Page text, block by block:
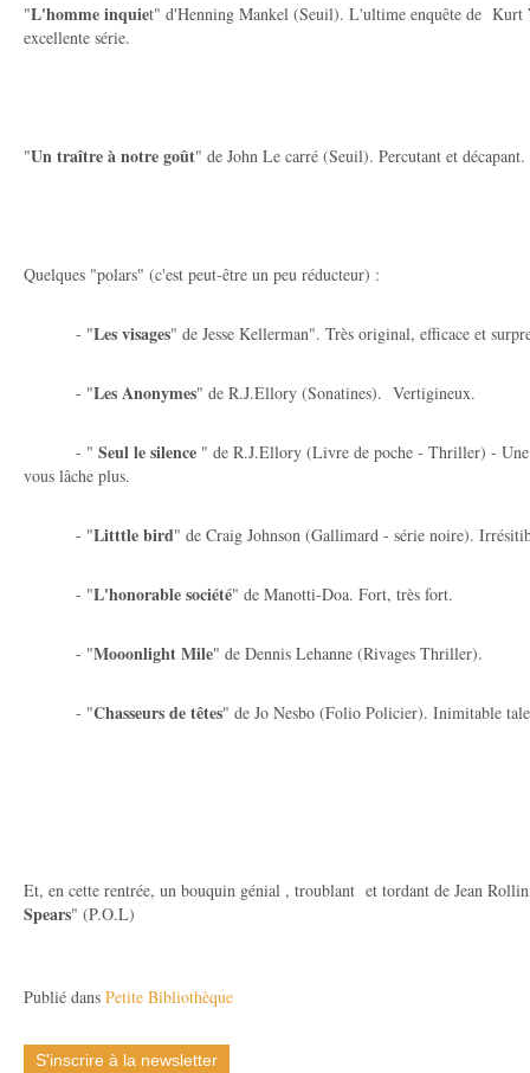
"L'homme inquiet" d'Henning Mankel (Seuil). L'ultime enquête de Kurt
excellente série.
"Un traître à notre goût" de John Le carré (Seuil). Percutant et décapant.
Quelques "polars" (c'est peut-être un peu réducteur) :
- "Les visages" de Jesse Kellerman". Très original, efficace et
- "Les Anonymes" de R.J.Ellory (Sonatines). Vertigineux.
- " Seul le silence " de R.J.Ellory (Livre de poche - Thriller) -
vous lâche plus.
- "Litttle bird" de Craig Johnson (Gallimard - série noire).
- "L'honorable société" de Manotti-Doa. Fort, très fort.
- "Mooonlight Mile" de Dennis Lehanne (Rivages Thriller).
- "Chasseurs de têtes" de Jo Nesbo (Folio Policier). Inimitable
Et, en cette rentrée, un bouquin génial , troublant et tordant de Jean
Spears" (P.O.L)
Publié dans Petite Bibliothèque
S'inscrire à la newsletter